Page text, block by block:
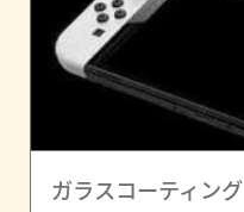
ガラスコーティング